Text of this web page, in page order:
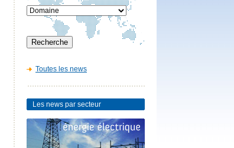
Toutes les news
Les news par secteur